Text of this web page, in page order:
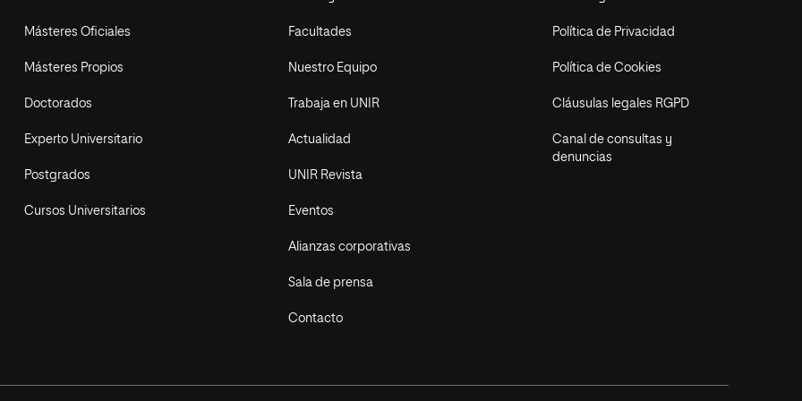
Másteres Oficiales
Másteres Propios
Doctorados
Experto Universitario
Postgrados
Cursos Universitarios
Facultades
Nuestro Equipo
Trabaja en UNIR
Actualidad
UNIR Revista
Eventos
Alianzas corporativas
Sala de prensa
Contacto
Política de Privacidad
Política de Cookies
Cláusulas legales RGPD
Canal de consultas y
denuncias